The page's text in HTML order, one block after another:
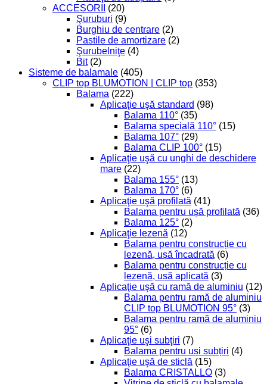
ACCESORII
(20)
Şuruburi (9)
Burghiu de centrare (2)
Pastile de amortizare (2)
Şurubelniţe (4)
Bit (2)
Sisteme de balamale (405)
CLIP top BLUMOTION | CLIP top (353)
Balama (222)
Aplicaţie uşă standard (98)
Balama 110° (35)
Balama specială 110° (15)
Balama 107° (29)
Balama CLIP 100° (15)
Aplicaţie uşă cu unghi de deschidere
mare (22)
Balama 155° (13)
Balama 170° (6)
Aplicaţie uşă profilată (41)
Balama pentru ușă profilată (36)
Balama 125° (2)
Aplicaţie lezenă (12)
Balama pentru construcție cu
lezenă, ușă încadrată (6)
Balama pentru construcție cu
lezenă, ușă aplicată (3)
Aplicaţie uşă cu ramă de aluminiu (12)
Balama pentru ramă de aluminiu
CLIP top BLUMOTION 95° (3)
Balama pentru ramă de aluminiu
95° (6)
Aplicaţie uşi subţiri (7)
Balama pentru uși subțiri (4)
Aplicaţie uşă de sticlă (15)
Balama CRISTALLO (3)